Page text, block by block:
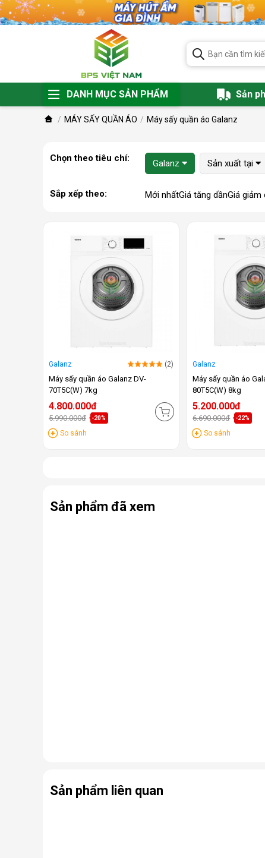
DANH MỤC SẢN PHẨM Sản
MÁY SẤY QUẦN ÁO Máy sấy quần áo Galanz
Chọn theo tiêu chí: Galanz Sản xuất tại
Sắp xếp theo: Mới nhấtGiá tăng dầnGiá giảm
Galanz (2)
Máy sấy quần áo Galanz DV-
70T5C(W) 7kg
4.800.000đ
5.990.000đ -20%
So sánh
Galanz
Máy sấy quần áo
80T5C(W) 8kg
5.200.000đ
6.690.000đ -22%
So sánh
Sản phẩm đã xem
Sản phẩm liên quan